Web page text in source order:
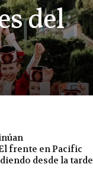
del
frente en Pacific
desde la tarde